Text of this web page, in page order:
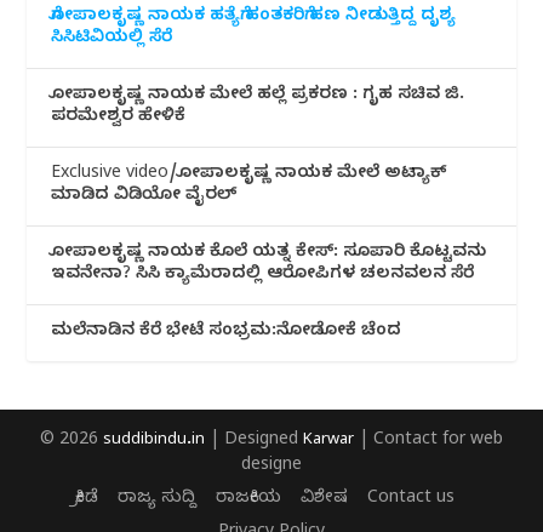
ಗೋಪಾಲಕೃಷ್ಣ ನಾಯಕ ಹತ್ಯೆಗೆ ಹಂತಕರಿಗೆ ಹಣ ನೀಡುತ್ತಿದ್ದ ದೃಶ್ಯ
ಸಿಸಿಟಿವಿಯಲ್ಲಿ ಸೆರೆ
ಗೋಪಾಲಕೃಷ್ಣ ನಾಯಕ ಮೇಲೆ ಹಲ್ಲೆ ಪ್ರಕರಣ : ಗೃಹ ಸಚಿವ ಜಿ.
ಪರಮೇಶ್ವರ ಹೇಳಿಕೆ
Exclusive video/ಗೋಪಾಲಕೃಷ್ಣ ನಾಯಕ ಮೇಲೆ ಅಟ್ಯಾಕ್
ಮಾಡಿದ ವಿಡಿಯೋ ವೈರಲ್
ಗೋಪಾಲಕೃಷ್ಣ ನಾಯಕ ಕೊಲೆ ಯತ್ನ ಕೇಸ್: ಸೂಪಾರಿ ಕೊಟ್ಟವನು
ಇವನೇನಾ? ಸಿಸಿ ಕ್ಯಾಮೆರಾದಲ್ಲಿ ಆರೋಪಿಗಳ ಚಲನವಲನ ಸೆರೆ
ಮಲೆನಾಡಿ‌ನ ಕೆರೆ ಭೇಟೆ ಸಂಭ್ರಮ:ನೋಡೋಕೆ ಚೆಂದ
© 2026 suddibindu.in | Designed Karwar | Contact for web
designe
ಕ್ರೀಡೆ
ರಾಜ್ಯ ಸುದ್ದಿ ರಾಜಕೀಯ ವಿಶೇಷ
Contact us